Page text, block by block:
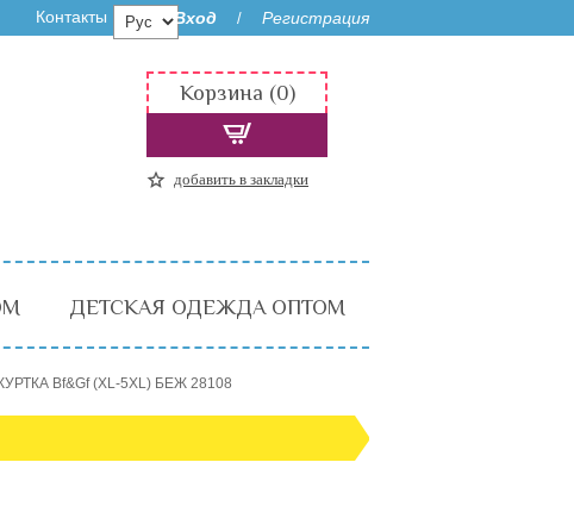
Контакты Вход / Регистрация
Корзина (0)
добавить в закладки
ДЕТСКАЯ ОДЕЖДА ОПТОМ
КУРТКА Bf&Gf (XL-5XL) БЕЖ 28108